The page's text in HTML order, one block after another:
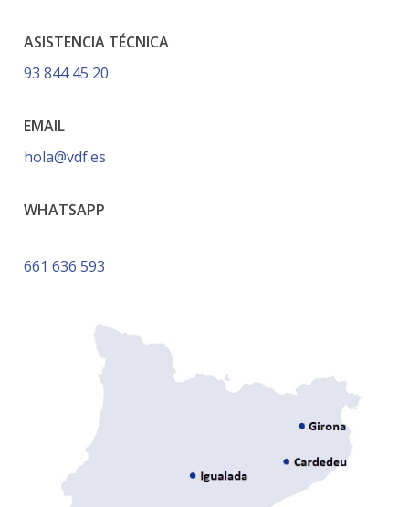
ASISTENCIA TÉCNICA
93 844 45 20
EMAIL
hola@vdf.es
WHATSAPP
661 636 593